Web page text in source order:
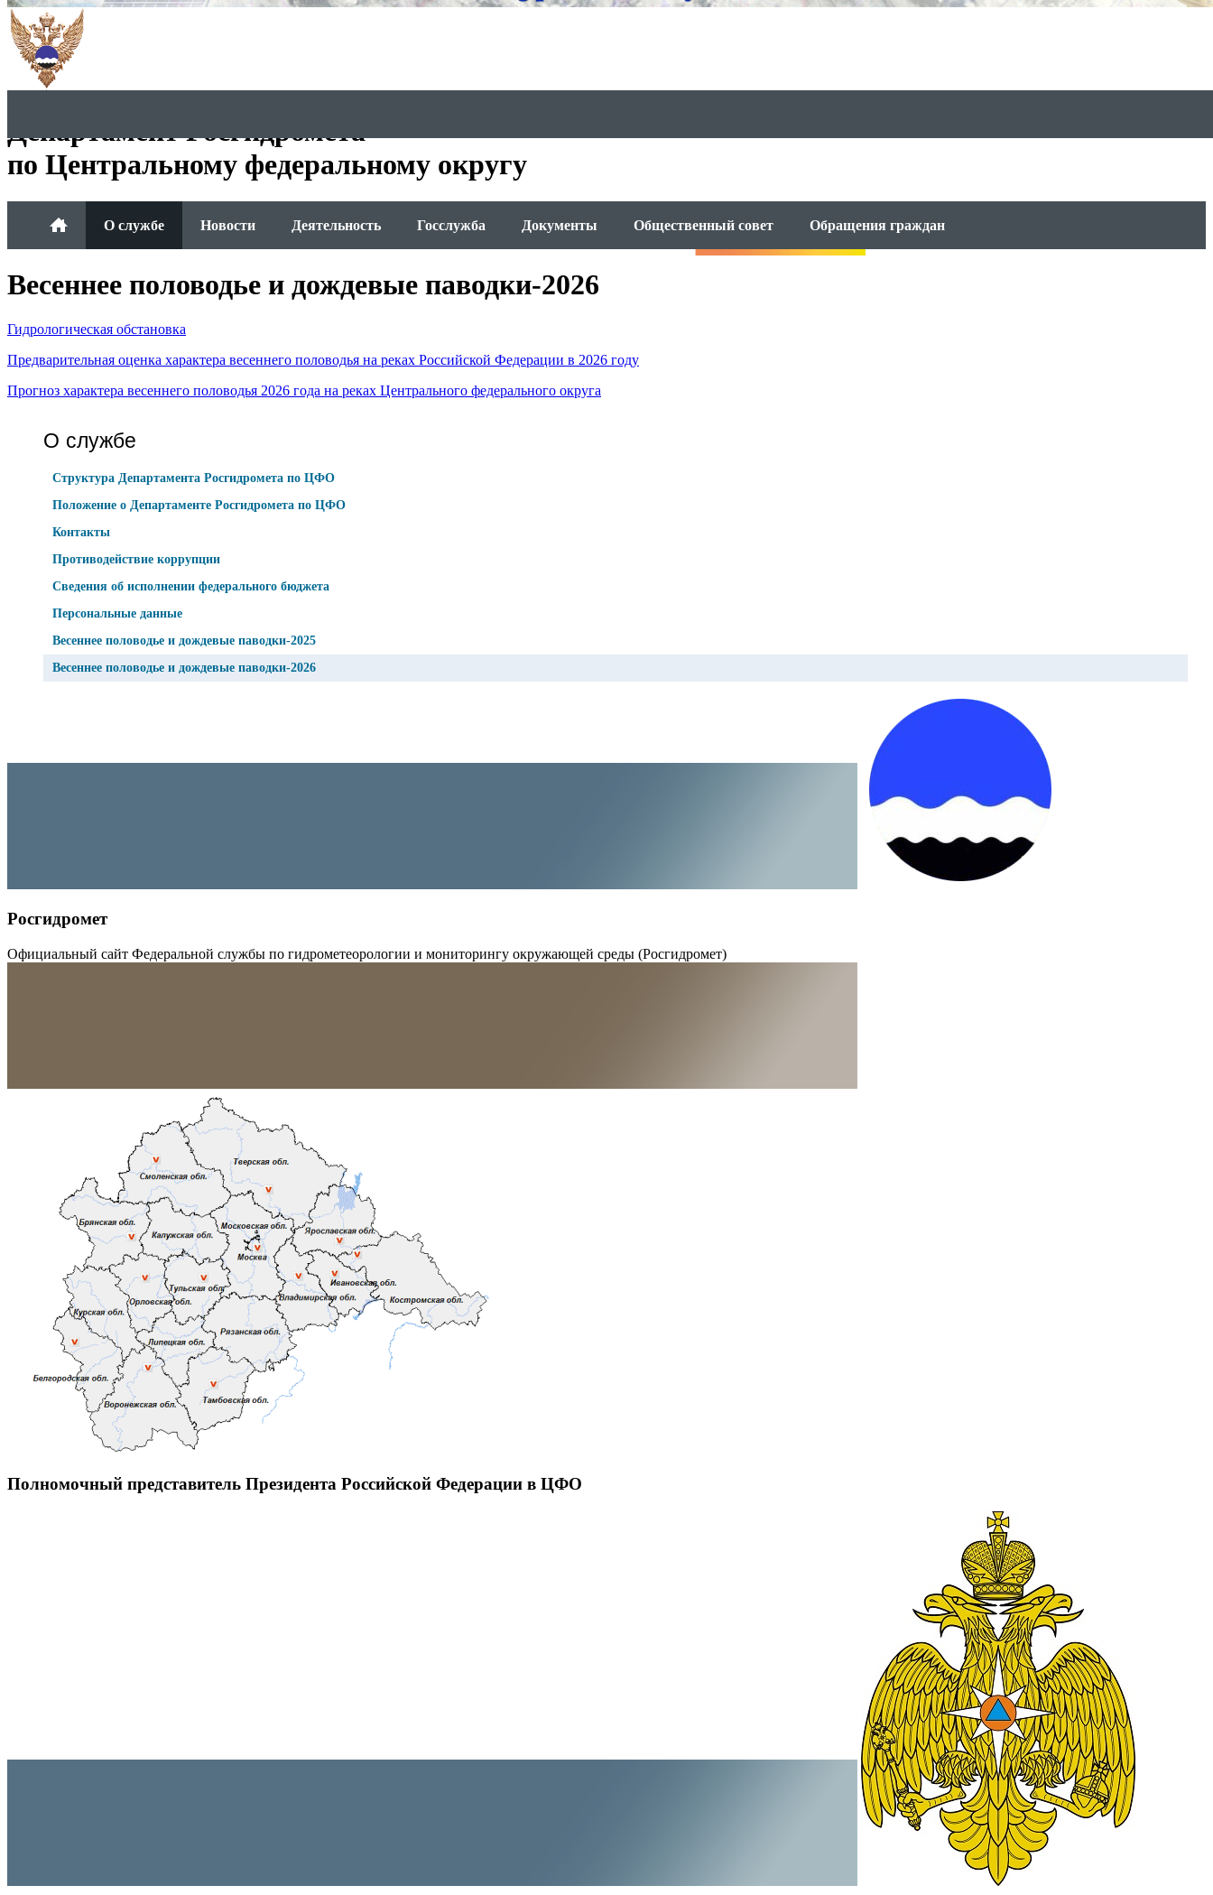
Департамент Росгидромета
по Центральному федеральному округу
О службе Новости Деятельность Госслужба Документы Общественный совет Обращения граждан
Весеннее половодье и дождевые паводки-2026
Гидрологическая обстановка
Предварительная оценка характера весеннего половодья на реках Российской Федерации в 2026 году
Прогноз характера весеннего половодья 2026 года на реках Центрального федерального округа
О службе
Структура Департамента Росгидромета по ЦФО
Положение о Департаменте Росгидромета по ЦФО
Контакты
Противодействие коррупции
Сведения об исполнении федерального бюджета
Персональные данные
Весеннее половодье и дождевые паводки-2025
Весеннее половодье и дождевые паводки-2026
Росгидромет
Официальный сайт Федеральной службы по гидрометеорологии и мониторингу окружающей среды (Росгидромет)
Полномочный представитель Президента Российской Федерации в ЦФО